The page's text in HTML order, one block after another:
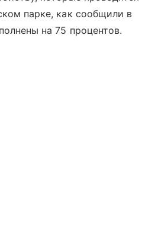
парке, как сообщили в
на 75 процентов.